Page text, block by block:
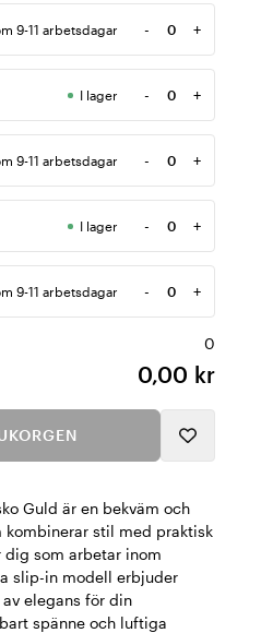
9-11 arbetsdagar -
Antal
+
I lager -
Antal
+
9-11 arbetsdagar -
Antal
+
I lager -
Antal
+
9-11 arbetsdagar -
Antal
+
0
0,00 kr
Guld är en bekväm och
kombinerar stil med praktisk
som arbetar inom
slip-in modell erbjuder
elegans för din
spänne och luftiga